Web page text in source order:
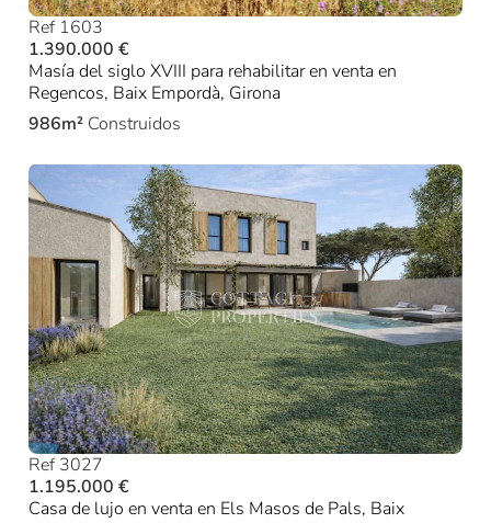
Ref 1603
1.390.000 €
Masía del siglo XVIII para rehabilitar en venta en
Regencos, Baix Empordà, Girona
986m² Construidos
Ref 3027
1.195.000 €
Casa de lujo en venta en Els Masos de Pals, Baix